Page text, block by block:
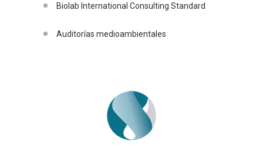
Biolab International Consulting Standard
Auditorías medioambientales